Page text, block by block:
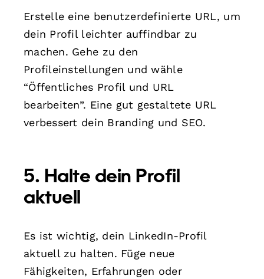
Erstelle eine benutzerdefinierte URL, um
dein Profil leichter auffindbar zu
machen. Gehe zu den
Profileinstellungen und wähle
“Öffentliches Profil und URL
bearbeiten”. Eine gut gestaltete URL
verbessert dein Branding und SEO.
5. Halte dein Profil
aktuell
Es ist wichtig, dein LinkedIn-Profil
aktuell zu halten. Füge neue
Fähigkeiten, Erfahrungen oder